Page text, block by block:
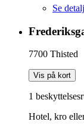
Se
7700 Thisted
Vis på kort
1
Hotel, kro